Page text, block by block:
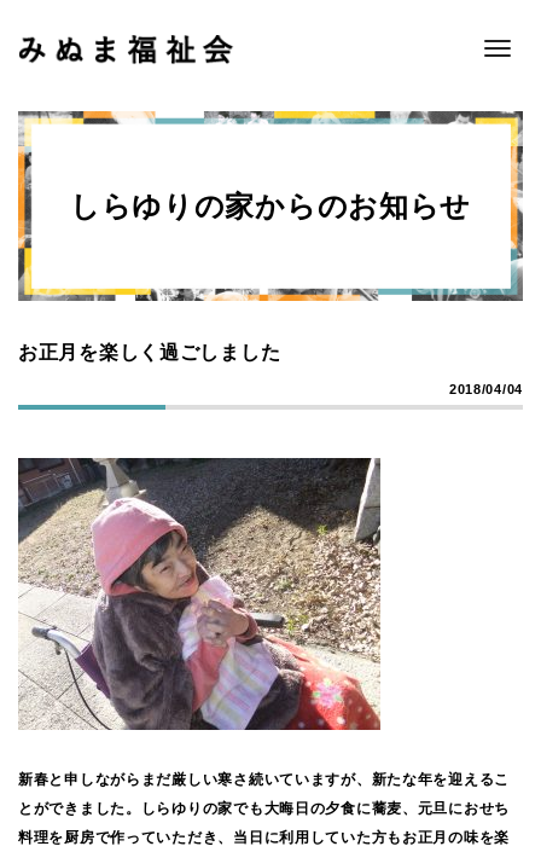
Toggle
しらゆりの家からのお知らせ
お正月を楽しく過ごしました
2018/04/04
新春と申しながらまだ厳しい寒さ続いていますが、新たな年を迎えるこ
とができました。しらゆりの家でも大晦日の夕食に蕎麦、元旦におせち
料理を厨房で作っていただき、当日に利用していた方もお正月の味を楽